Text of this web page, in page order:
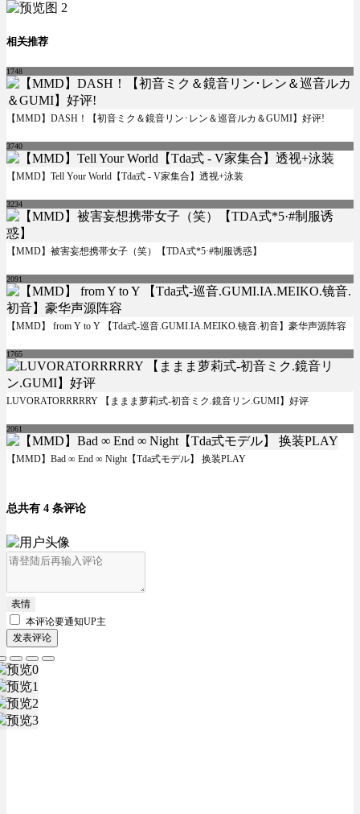
相关推荐
1748
【MMD】DASH！【初音ミク＆鏡音リン･レン＆巡音ルカ＆GUMI】好评!
3740
【MMD】Tell Your World【Tda式 - V家集合】透视+泳装
3234
【MMD】被害妄想携帯女子（笑）【TDA式*5·#制服诱惑】
2091
【MMD】 from Y to Y 【Tda式-巡音.GUMI.IA.MEIKO.镜音.初音】豪华声源阵容
1765
LUVORATORRRRRY 【ままま萝莉式-初音ミク.鏡音リン.GUMI】好评
2061
【MMD】Bad ∞ End ∞ Night【Tda式モデル】 换装PLAY
总共有 4 条评论
表情
本评论要通知UP主
发表评论